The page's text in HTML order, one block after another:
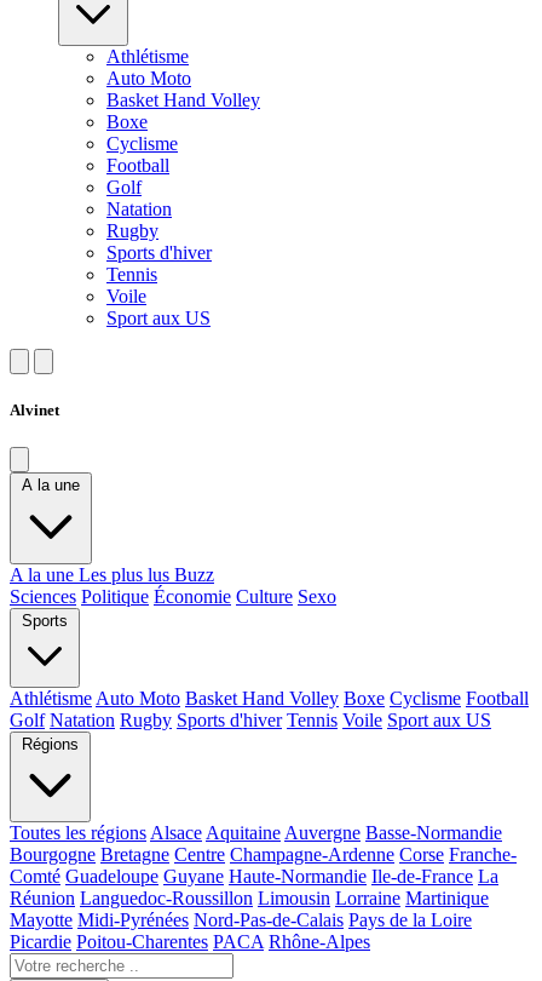
Athlétisme
Auto Moto
Basket Hand Volley
Boxe
Cyclisme
Football
Golf
Natation
Rugby
Sports d'hiver
Tennis
Voile
Sport aux US
Alvinet
A la une
A la une Les plus lus Buzz
Sciences Politique Économie Culture Sexo
Sports
Athlétisme Auto Moto Basket Hand Volley Boxe Cyclisme Football
Golf Natation Rugby Sports d'hiver Tennis Voile Sport aux US
Régions
Toutes les régions Alsace Aquitaine Auvergne Basse-Normandie
Bourgogne Bretagne Centre Champagne-Ardenne Corse Franche-
Comté Guadeloupe Guyane Haute-Normandie Ile-de-France La
Réunion Languedoc-Roussillon Limousin Lorraine Martinique
Mayotte Midi-Pyrénées Nord-Pas-de-Calais Pays de la Loire
Picardie Poitou-Charentes PACA Rhône-Alpes